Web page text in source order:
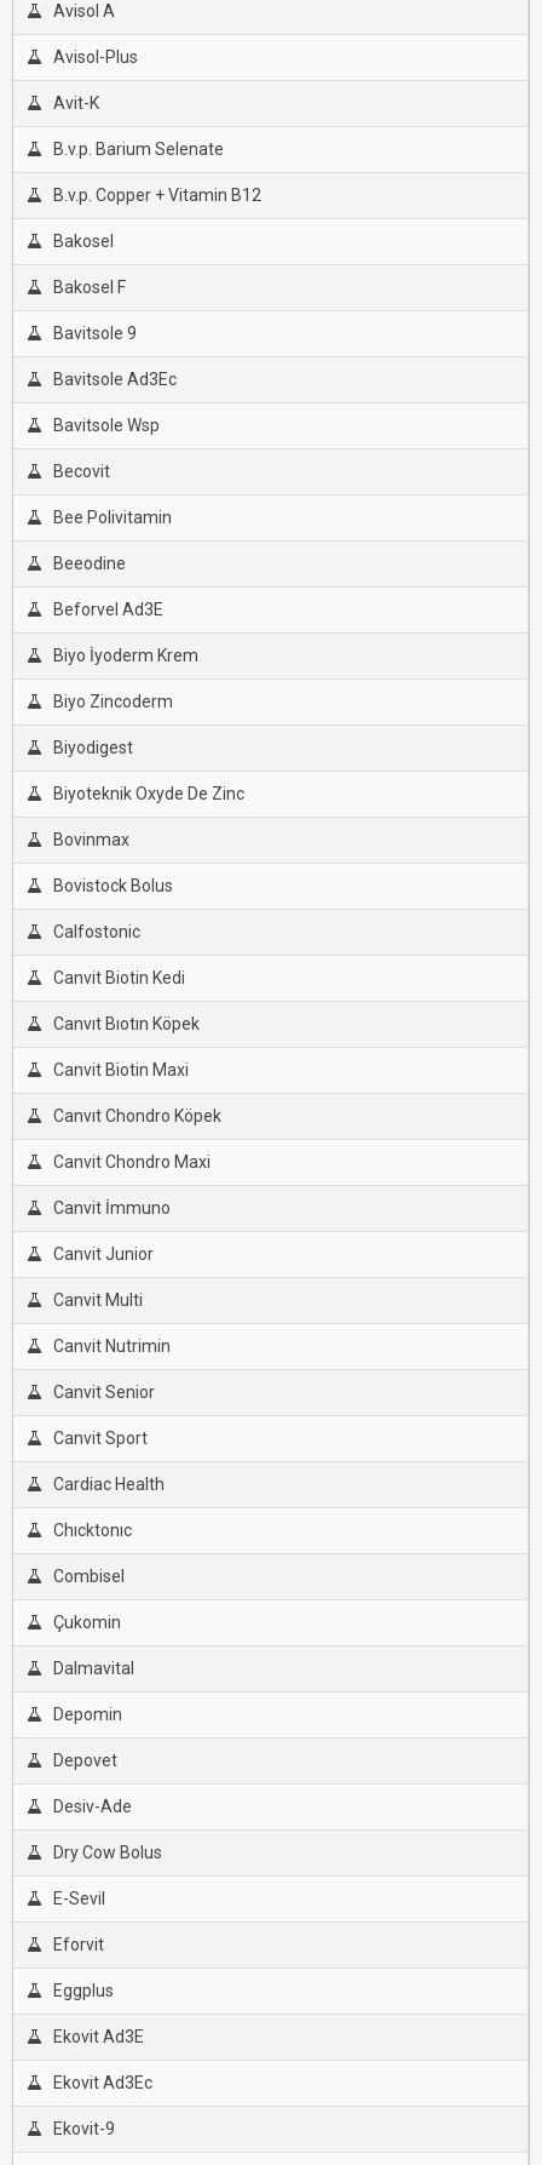
Avisol A
Avisol-Plus
Avit-K
B.v.p. Barium Selenate
B.v.p. Copper + Vitamin B12
Bakosel
Bakosel F
Bavitsole 9
Bavitsole Ad3Ec
Bavitsole Wsp
Becovit
Bee Polivitamin
Beeodine
Beforvel Ad3E
Biyo İyoderm Krem
Biyo Zincoderm
Biyodigest
Biyoteknik Oxyde De Zinc
Bovinmax
Bovistock Bolus
Calfostonic
Canvit Biotin Kedi
Canvıt Bıotın Köpek
Canvit Biotin Maxi
Canvıt Chondro Köpek
Canvit Chondro Maxi
Canvit İmmuno
Canvit Junior
Canvit Multi
Canvit Nutrimin
Canvit Senior
Canvit Sport
Cardiac Health
Chıcktonıc
Combisel
Çukomin
Dalmavital
Depomin
Depovet
Desiv-Ade
Dry Cow Bolus
E-Sevil
Eforvit
Eggplus
Ekovit Ad3E
Ekovit Ad3Ec
Ekovit-9